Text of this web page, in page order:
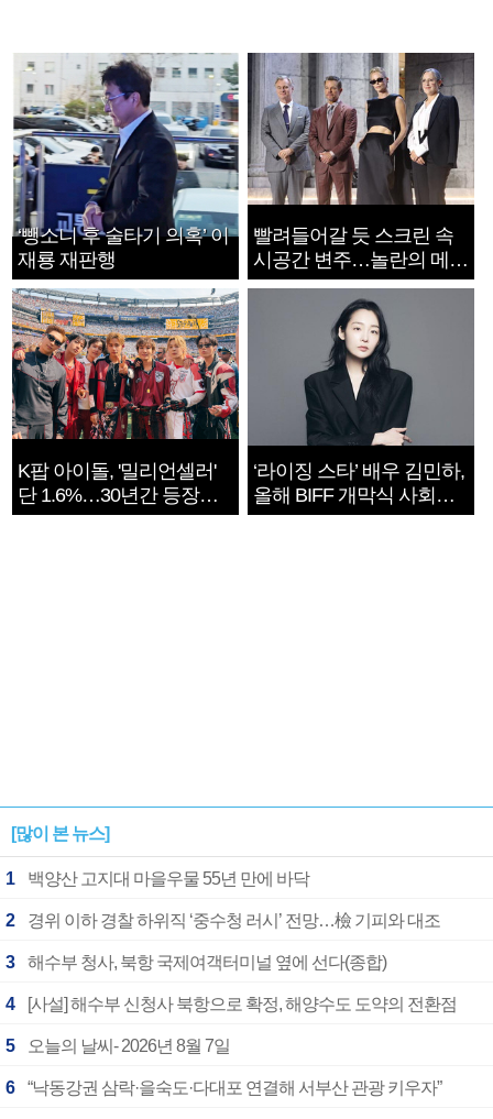
‘뺑소니 후 술타기 의혹’ 이
재룡 재판행
빨려들어갈 듯 스크린 속
시공간 변주…놀란의 메시
지는 ‘전쟁 속죄’
K팝 아이돌, '밀리언셀러'
단 1.6%…30년간 등장
1182개팀 전수조사
‘라이징 스타’ 배우 김민하,
올해 BIFF 개막식 사회자
확정
[많이 본 뉴스]
1 백양산 고지대 마을우물 55년 만에 바닥
2 경위 이하 경찰 하위직 ‘중수청 러시’ 전망…檢 기피와 대조
3 해수부 청사, 북항 국제여객터미널 옆에 선다(종합)
4 [사설] 해수부 신청사 북항으로 확정, 해양수도 도약의 전환점
5 오늘의 날씨- 2026년 8월 7일
6 “낙동강권 삼락·을숙도·다대포 연결해 서부산 관광 키우자”